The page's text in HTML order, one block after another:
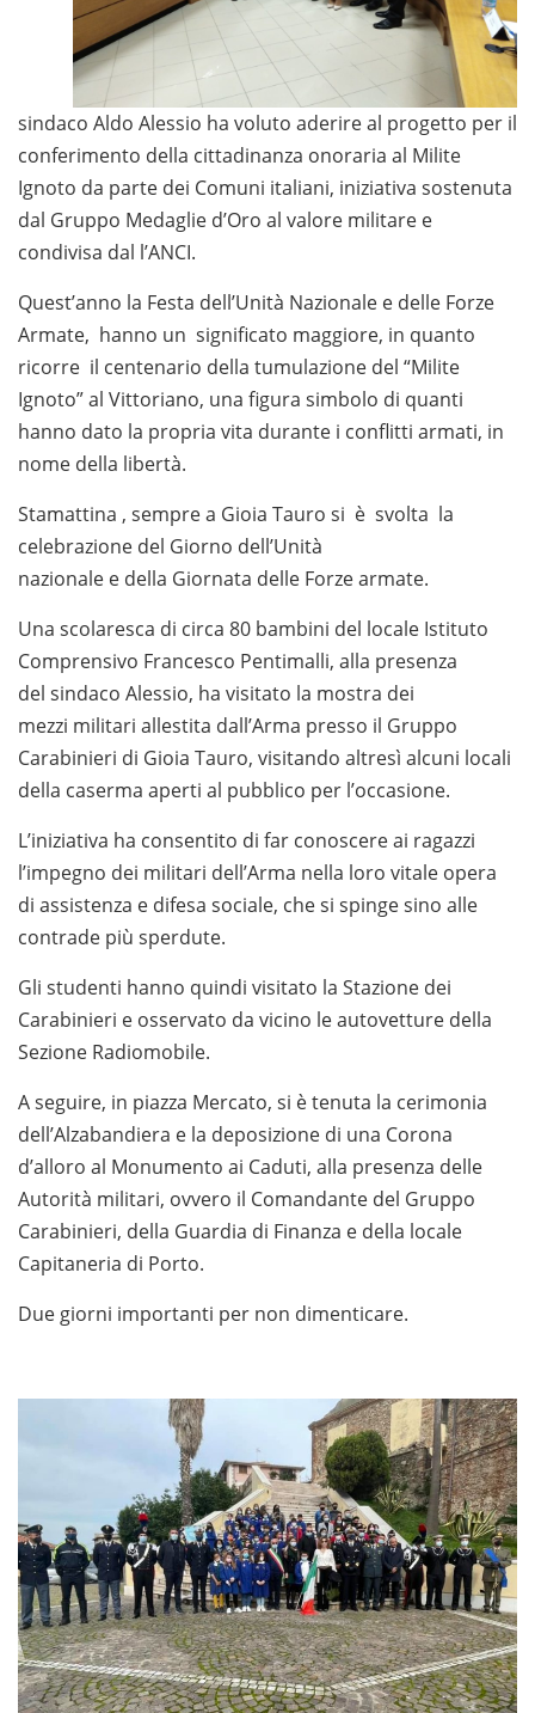
sindaco Aldo Alessio ha voluto aderire al progetto per il
conferimento della cittadinanza onoraria al Milite
Ignoto da parte dei Comuni italiani, iniziativa sostenuta
dal Gruppo Medaglie d’Oro al valore militare e
condivisa dal l’ANCI.
Quest’anno la Festa dell’Unità Nazionale e delle Forze
Armate, hanno un significato maggiore, in quanto
ricorre il centenario della tumulazione del “Milite
Ignoto” al Vittoriano, una figura simbolo di quanti
hanno dato la propria vita durante i conflitti armati, in
nome della libertà.
Stamattina , sempre a Gioia Tauro si è svolta la
celebrazione del Giorno dell’Unità
nazionale e della Giornata delle Forze armate.
Una scolaresca di circa 80 bambini del locale Istituto
Comprensivo Francesco Pentimalli, alla presenza
del sindaco Alessio, ha visitato la mostra dei
mezzi militari allestita dall’Arma presso il Gruppo
Carabinieri di Gioia Tauro, visitando altresì alcuni locali
della caserma aperti al pubblico per l’occasione.
L’iniziativa ha consentito di far conoscere ai ragazzi
l’impegno dei militari dell’Arma nella loro vitale opera
di assistenza e difesa sociale, che si spinge sino alle
contrade più sperdute.
Gli studenti hanno quindi visitato la Stazione dei
Carabinieri e osservato da vicino le autovetture della
Sezione Radiomobile.
A seguire, in piazza Mercato, si è tenuta la cerimonia
dell’Alzabandiera e la deposizione di una Corona
d’alloro al Monumento ai Caduti, alla presenza delle
Autorità militari, ovvero il Comandante del Gruppo
Carabinieri, della Guardia di Finanza e della locale
Capitaneria di Porto.
Due giorni importanti per non dimenticare.